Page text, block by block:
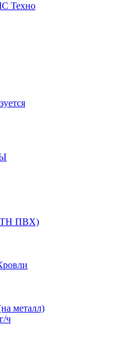
Техно
ТН ПВХ)
металл)
ч